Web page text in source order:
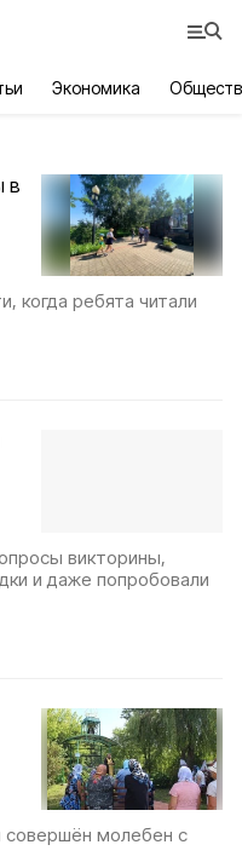
Экономика
в
когда ребята читали
викторины,
и даже попробовали
совершён молебен с